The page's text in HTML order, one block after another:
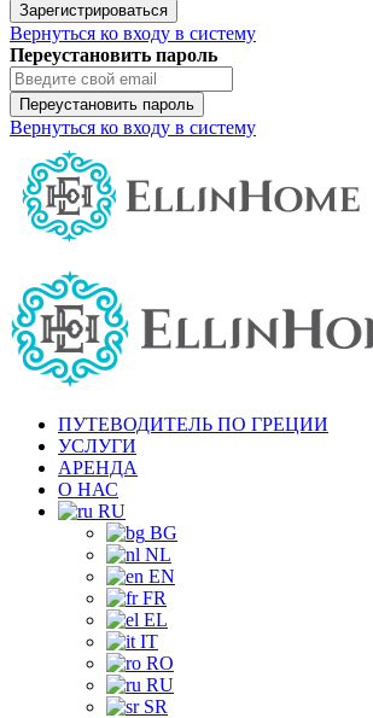
Зарегистрироваться
Вернуться ко входу в систему
Переустановить пароль
Переустановить пароль
Вернуться ко входу в систему
ПУТЕВОДИТЕЛЬ ПО ГРЕЦИИ
УСЛУГИ
АРЕНДА
О НАС
RU
BG
NL
EN
FR
EL
IT
RO
RU
SR